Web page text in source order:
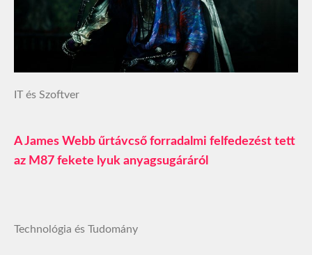
IT és Szoftver
A James Webb űrtávcső forradalmi felfedezést tett
az M87 fekete lyuk anyagsugáráról
Technológia és Tudomány